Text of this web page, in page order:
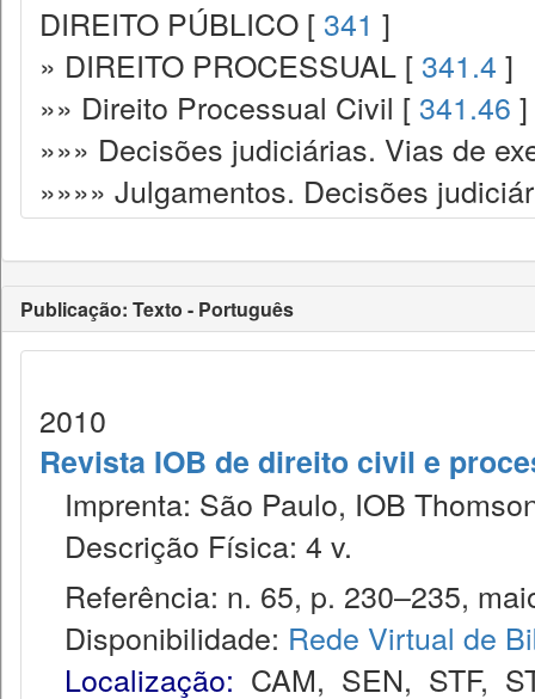
DIREITO PÚBLICO [ 341 ]
» DIREITO PROCESSUAL [ 341.4 ]
»» Direito Processual Civil [ 341.46 ]
»»» Decisões judiciárias. Vias de
»»»» Julgamentos. Decisões
Publicação: Texto - Português
2010
Revista IOB de direito civil e
Imprenta: São Paulo, IOB
Descrição Física: 4 v.
Referência: n. 65, p. 230–235,
Disponibilidade: Rede Virtual de
Localização: CAM, SEN, STF,